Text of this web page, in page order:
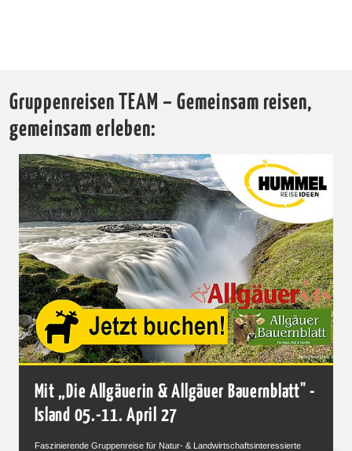
Gruppenreisen TEAM – Gemeinsam reisen,
gemeinsam erleben:
Mit „Die Allgäuerin & Allgäuer Bauernblatt" -
Island 05.-11. April 27
Faszinierende Gruppenreise für Natur- & Landwirtschaftsinteressierte